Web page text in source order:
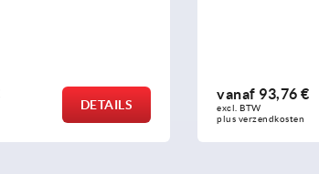
vanaf
excl. BTW
plus verzendkosten
DETAILS